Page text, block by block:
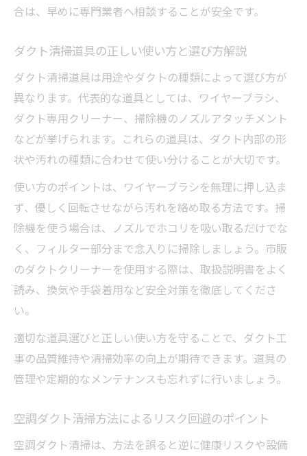
合は、早めに専門業者へ相談することが安全です。
ダクト清掃道具の正しい使い方と選び方解説
ダクト清掃道具は用途やダクトの種類によって選び方が
異なります。代表的な道具としては、ワイヤーブラシ、
ダクト専用クリーナー、掃除機のノズルアタッチメント
などが挙げられます。これらの道具は、ダクト内部の形
状や汚れの種類に合わせて使い分けることが大切です。
使い方のポイントは、ワイヤーブラシを無理に押し込ま
ず、優しく回転させながら汚れを絡め取る方法です。掃
除機を使う場合は、ノズルでホコリを吸い取るだけでな
く、フィルター部分まで念入りに掃除しましょう。市販
のダクトクリーナーを使用する際は、取扱説明書をよく
読み、換気や手袋着用など安全対策を徹底してくださ
い。
適切な道具選びと正しい使い方を守ることで、ダクト工
事の品質維持や清掃効率の向上が期待できます。道具の
管理や定期的なメンテナンスも忘れずに行いましょう。
空調ダクト清掃方法によるリスク回避のポイント
空調ダクト清掃は、方法を誤ると逆に健康リスクや設備